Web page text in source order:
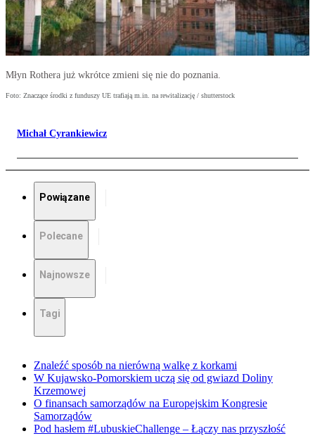
Młyn Rothera już wkrótce zmieni się nie do poznania.
Foto: Znaczące środki z funduszy UE trafiają m.in. na rewitalizację / shutterstock
Michał Cyrankiewicz
Powiązane
Polecane
Najnowsze
Tagi
Znaleźć sposób na nierówną walkę z korkami
W Kujawsko-Pomorskiem uczą się od gwiazd Doliny
Krzemowej
O finansach samorządów na Europejskim Kongresie
Samorządów
Pod hasłem #LubuskieChallenge – Łączy nas przyszłość